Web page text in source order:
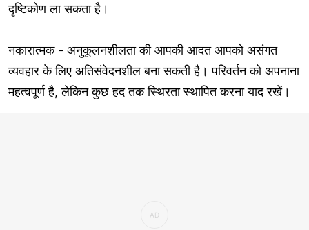
दृष्टिकोण ला सकता है।
नकारात्मक - अनुकूलनशीलता की आपकी आदत आपको असंगत
व्यवहार के लिए अतिसंवेदनशील बना सकती है। परिवर्तन को अपनाना
महत्वपूर्ण है, लेकिन कुछ हद तक स्थिरता स्थापित करना याद रखें।